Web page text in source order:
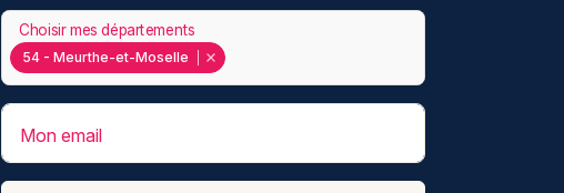
54 - Meurthe-et-Moselle
Choisir mes départements
Mon email